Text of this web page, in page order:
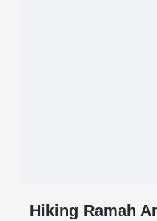
Hiking Ramah